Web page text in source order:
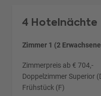
4 Hotelnächte
Zimmer 1 (2
Zimmerpreis ab € 704,-
Doppelzimmer Superior
Frühstück (F)